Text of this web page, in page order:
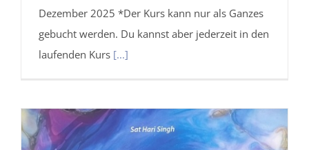
Dezember 2025 *Der Kurs kann nur als Ganzes
gebucht werden. Du kannst aber jederzeit in den
laufenden Kurs [...]